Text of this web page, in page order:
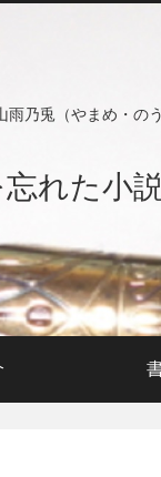
雨乃兎（やまめ・の
れた小